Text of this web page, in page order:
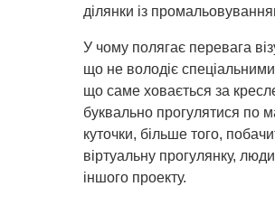
ділянки із
У чому полягає перевага
що не володіє
що саме ховається за
буквально прогулятися по
куточки, більше того,
віртуальну прогулянку,
іншого проекту.